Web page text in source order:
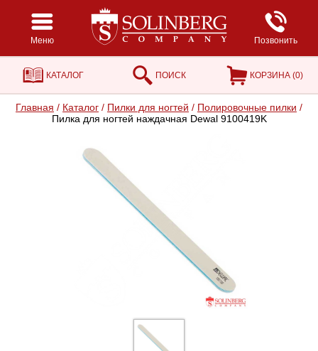
Меню Позвонить
КАТАЛОГ ПОИСК КОРЗИНА (0)
Главная / Каталог / Пилки для ногтей / Полировочные пилки /
Пилка для ногтей наждачная Dewal 9100419K